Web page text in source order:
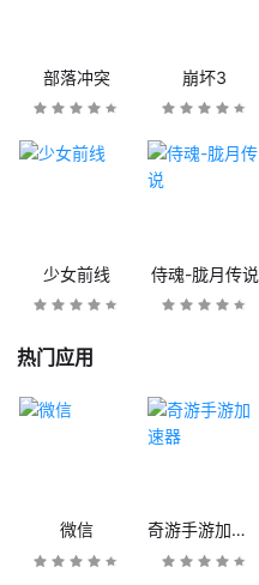
部落冲突 崩坏3
少女前线 侍魂-胧月传说
热门应用
微信 奇游手游加速器